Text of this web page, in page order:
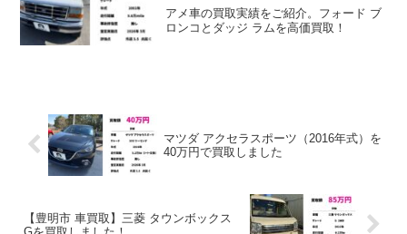
アメ車の買取実績をご紹介。フォード ブ
ロンコとダッジ ラムを高価買取！
マツダ アクセラスポーツ（2016年式）を
40万円で買取しました
【豊明市 車買取】三菱 タウンボックス